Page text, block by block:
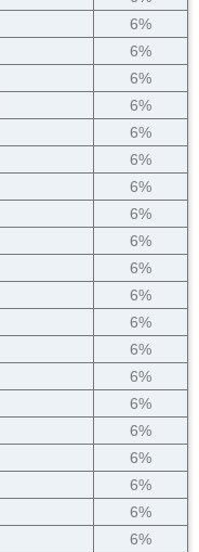
6%
6%
6%
6%
6%
6%
6%
6%
6%
6%
6%
6%
6%
6%
6%
6%
6%
6%
6%
6%